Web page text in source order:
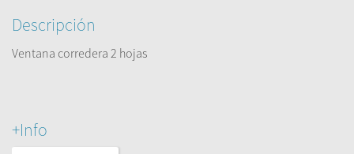
Descripción
Ventana corredera 2 hojas
+Info